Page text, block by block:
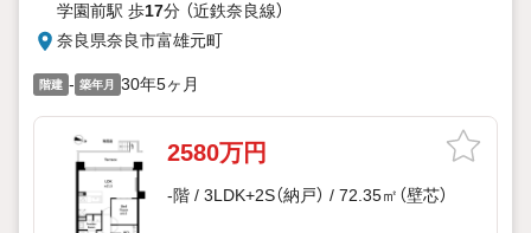
学園前駅 歩17分 （近鉄奈良線）
奈良県奈良市富雄元町
階建 - 築年月 30年5ヶ月
2580万円
-階 / 3LDK+2S（納戸） / 72.35㎡（壁芯）